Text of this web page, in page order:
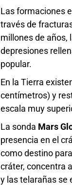
Las formaciones
través de
millones de años,
depresiones
popular.
En la Tierra
centímetros) y
escala muy
La sonda Mars
presencia en el
como destino
cráter, concentra
y las telarañas se